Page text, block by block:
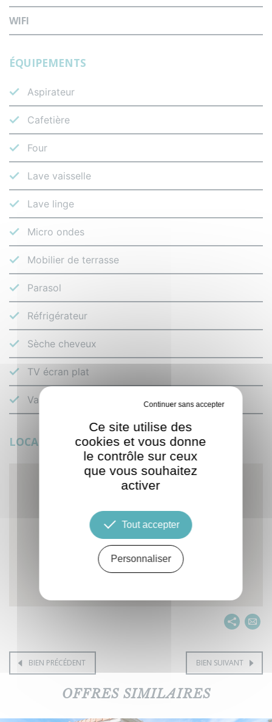
WIFI
ÉQUIPEMENTS
Aspirateur
Cafetière
Four
Lave vaisselle
Lave linge
Micro ondes
Mobilier de terrasse
Parasol
Réfrigérateur
Sèche cheveux
TV écran plat
Vaisselle et couverts
LOCALISATION
BIEN PRÉCÉDENT BIEN SUIVANT
OFFRES SIMILAIRES
Ce site utilise des
cookies et vous donne
le contrôle sur ceux
que vous souhaitez
activer
Tout accepter
Personnaliser